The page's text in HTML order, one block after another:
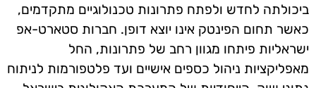
ביכולתה לחדש ולפתח פתרונות טכנולוגיים מתקדמים,
כאשר תחום הפינטק אינו יוצא דופן. חברות סטארט-אפ
ישראליות פיתחו מגוון רחב של פתרונות, החל
מאפליקציות ניהול כספים אישיים ועד פלטפורמות לניתוח